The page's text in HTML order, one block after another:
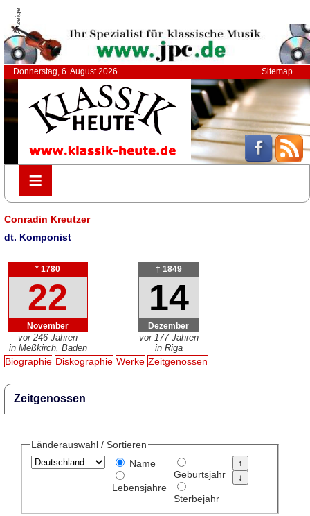
Anzeige
Donnerstag, 6. August 2026 Sitemap
≡
≡
Conradin Kreutzer
dt. Komponist
* 1780
22
November
vor 246 Jahren
in Meßkirch, Baden
† 1849
14
Dezember
vor 177 Jahren
in Riga
Biographie Diskographie Werke Zeitgenossen
Zeitgenossen
Länderauswahl / Sortieren
Name
Lebensjahre
Geburtsjahr
Sterbejahr